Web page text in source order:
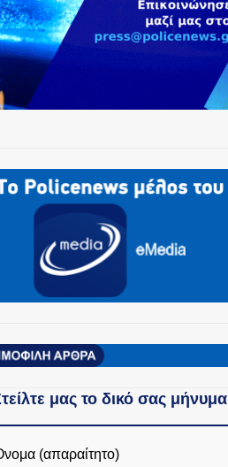
μας το δικό σας μήνυμα
(απαραίτητο)